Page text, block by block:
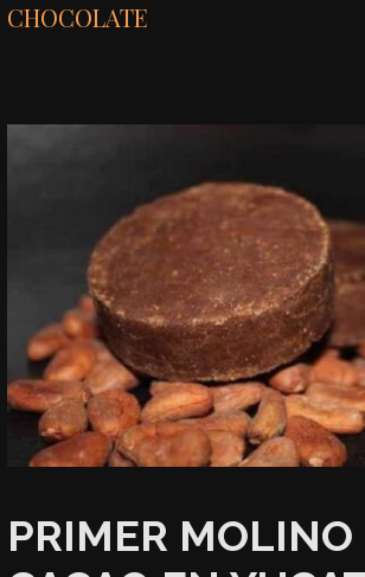
CHOCOLATE
PRIMER MOLINO